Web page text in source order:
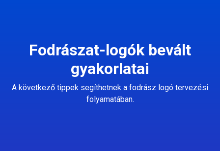
Fodrászat-logók bevált
gyakorlatai
A következő tippek segíthetnek a fodrász logó tervezési
folyamatában.